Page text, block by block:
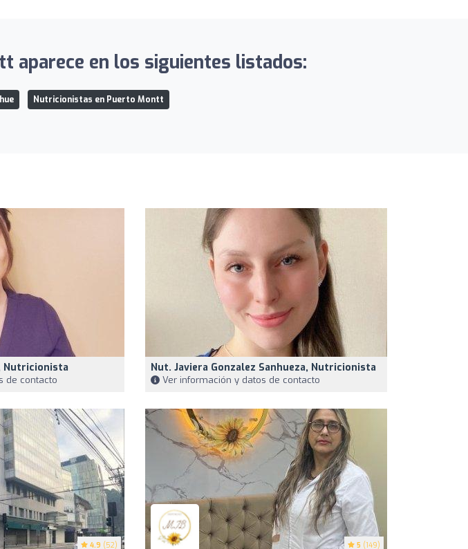
aparece en los siguientes listados:
Nutricionistas en Puerto Montt
Nutricionista
de contacto
Nut. Javiera Gonzalez Sanhueza, Nutricionista
Ver información y datos de contacto
4.9 (52) 5 (149)